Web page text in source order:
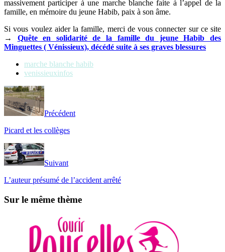
massivement participer à une marche blanche faite à l’appel de la
famille, en mémoire du jeune Habib, paix à son âme.
Si vous voulez aider la famille, merci de vous connecter sur ce site
→ Quête en solidarité de la famille du jeune Habib des
Minguettes ( Vénissieux), décédé suite à ses graves blessures
marche blanche habib
venissieuxinfos
Précédent
Picard et les collèges
Suivant
L’auteur présumé de l’accident arrêté
Sur le même thème